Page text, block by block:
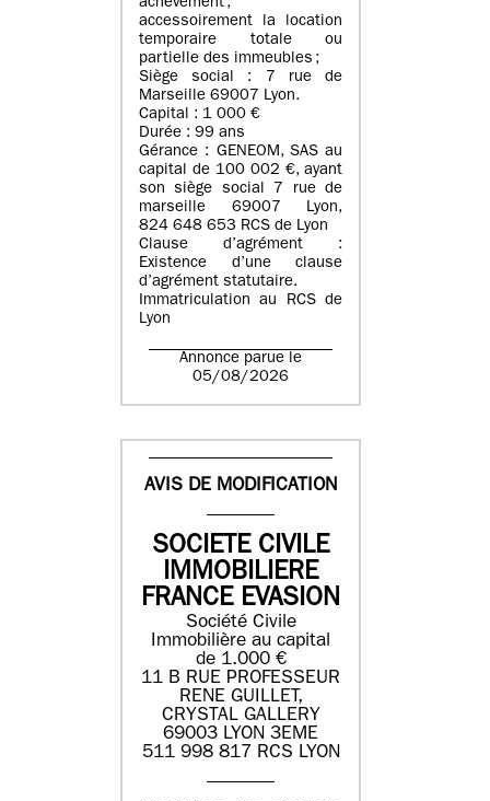
achèvement ;
accessoirement la location
temporaire totale ou
partielle des immeubles ;
Siège social : 7 rue de
Marseille 69007 Lyon.
Capital : 1 000 €
Durée : 99 ans
Gérance : GENEOM, SAS au
capital de 100 002 €, ayant
son siège social 7 rue de
marseille 69007 Lyon,
824 648 653 RCS de Lyon
Clause d’agrément :
Existence d’une clause
d’agrément statutaire.
Immatriculation au RCS de
Lyon
Annonce parue le
05/08/2026
AVIS DE MODIFICATION
SOCIETE CIVILE
IMMOBILIERE
FRANCE EVASION
Société Civile
Immobilière au capital
de 1.000 €
11 B RUE PROFESSEUR
RENE GUILLET,
CRYSTAL GALLERY
69003 LYON 3EME
511 998 817 RCS LYON